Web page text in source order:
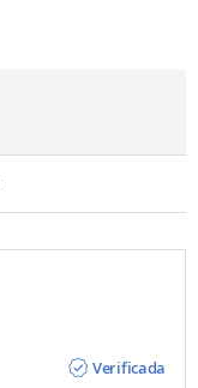
Verificada